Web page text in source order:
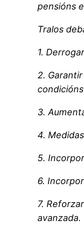
pensións
Tralos
1.
2.
3.
4.
5.
6.
7.
avanzada.